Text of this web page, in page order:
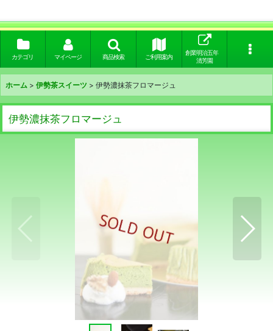
カテゴリ マイページ 商品検索 ご利用案内
創業明治五年
清芳園
ホーム > 伊勢茶スイーツ > 伊勢濃抹茶フロマージュ
伊勢濃抹茶フロマージュ